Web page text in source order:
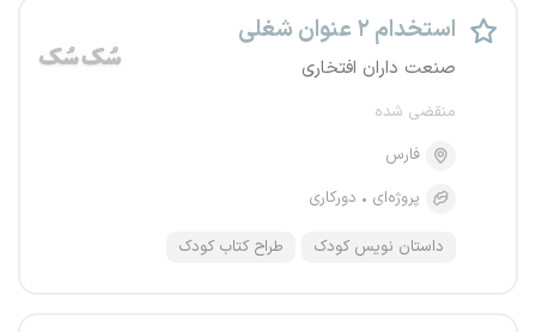
استخدام ۲ عنوان شغلی
صنعت داران افتخاری
منقضی شده
فارس
پروژه‌ای
دورکاری
داستان نویس کودک طراح کتاب کودک